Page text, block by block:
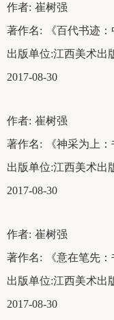
作者: 崔树强
著作名:
《百代书迹
出版单位:江西美术出
2017-08-30
作者: 崔树强
著作名:
《神采为上
出版单位:江西美术出
2017-08-30
作者: 崔树强
著作名:
《意在笔先
出版单位:江西美术出
2017-08-30